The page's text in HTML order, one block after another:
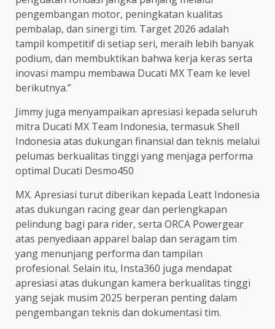
pengembangan motor, peningkatan kualitas
pembalap, dan sinergi tim. Target 2026 adalah
tampil kompetitif di setiap seri, meraih lebih banyak
podium, dan membuktikan bahwa kerja keras serta
inovasi mampu membawa Ducati MX Team ke level
berikutnya.”
Jimmy juga menyampaikan apresiasi kepada seluruh
mitra Ducati MX Team Indonesia, termasuk Shell
Indonesia atas dukungan finansial dan teknis melalui
pelumas berkualitas tinggi yang menjaga performa
optimal Ducati Desmo450
MX. Apresiasi turut diberikan kepada Leatt Indonesia
atas dukungan racing gear dan perlengkapan
pelindung bagi para rider, serta ORCA Powergear
atas penyediaan apparel balap dan seragam tim
yang menunjang performa dan tampilan
profesional. Selain itu, Insta360 juga mendapat
apresiasi atas dukungan kamera berkualitas tinggi
yang sejak musim 2025 berperan penting dalam
pengembangan teknis dan dokumentasi tim.